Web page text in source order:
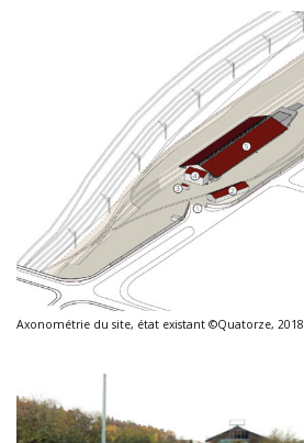
Axonométrie du site, état existant ©Quatorze, 2018